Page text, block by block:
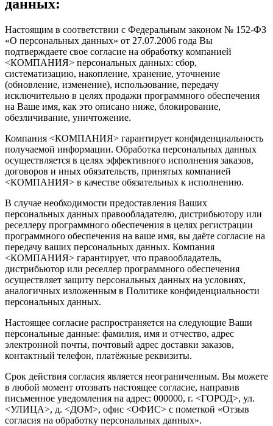
данных:
Настоящим в соответствии с Федеральным законом № 152-ФЗ
«О персональных данных» от 27.07.2006 года Вы
подтверждаете свое согласие на обработку компанией
<КОМПАНИЯ> персональных данных: сбор,
систематизацию, накопление, хранение, уточнение
(обновление, изменение), использование, передачу
исключительно в целях продажи программного обеспечения
на Ваше имя, как это описано ниже, блокирование,
обезличивание, уничтожение.
Компания <КОМПАНИЯ> гарантирует конфиденциальность
получаемой информации. Обработка персональных данных
осуществляется в целях эффективного исполнения заказов,
договоров и иных обязательств, принятых компанией
<КОМПАНИЯ> в качестве обязательных к исполнению.
В случае необходимости предоставления Ваших
персональных данных правообладателю, дистрибьютору или
реселлеру программного обеспечения в целях регистрации
программного обеспечения на ваше имя, вы даёте согласие на
передачу ваших персональных данных. Компания
<КОМПАНИЯ> гарантирует, что правообладатель,
дистрибьютор или реселлер программного обеспечения
осуществляет защиту персональных данных на условиях,
аналогичных изложенным в Политике конфиденциальности
персональных данных.
Настоящее согласие распространяется на следующие Ваши
персональные данные: фамилия, имя и отчество, адрес
электронной почты, почтовый адрес доставки заказов,
контактный телефон, платёжные реквизиты.
Срок действия согласия является неограниченным. Вы можете
в любой момент отозвать настоящее согласие, направив
письменное уведомления на адрес: 000000, г. <ГОРОД>, ул.
<УЛИЦА>, д. <ДОМ>, офис <ОФИС> с пометкой «Отзыв
согласия на обработку персональных данных».